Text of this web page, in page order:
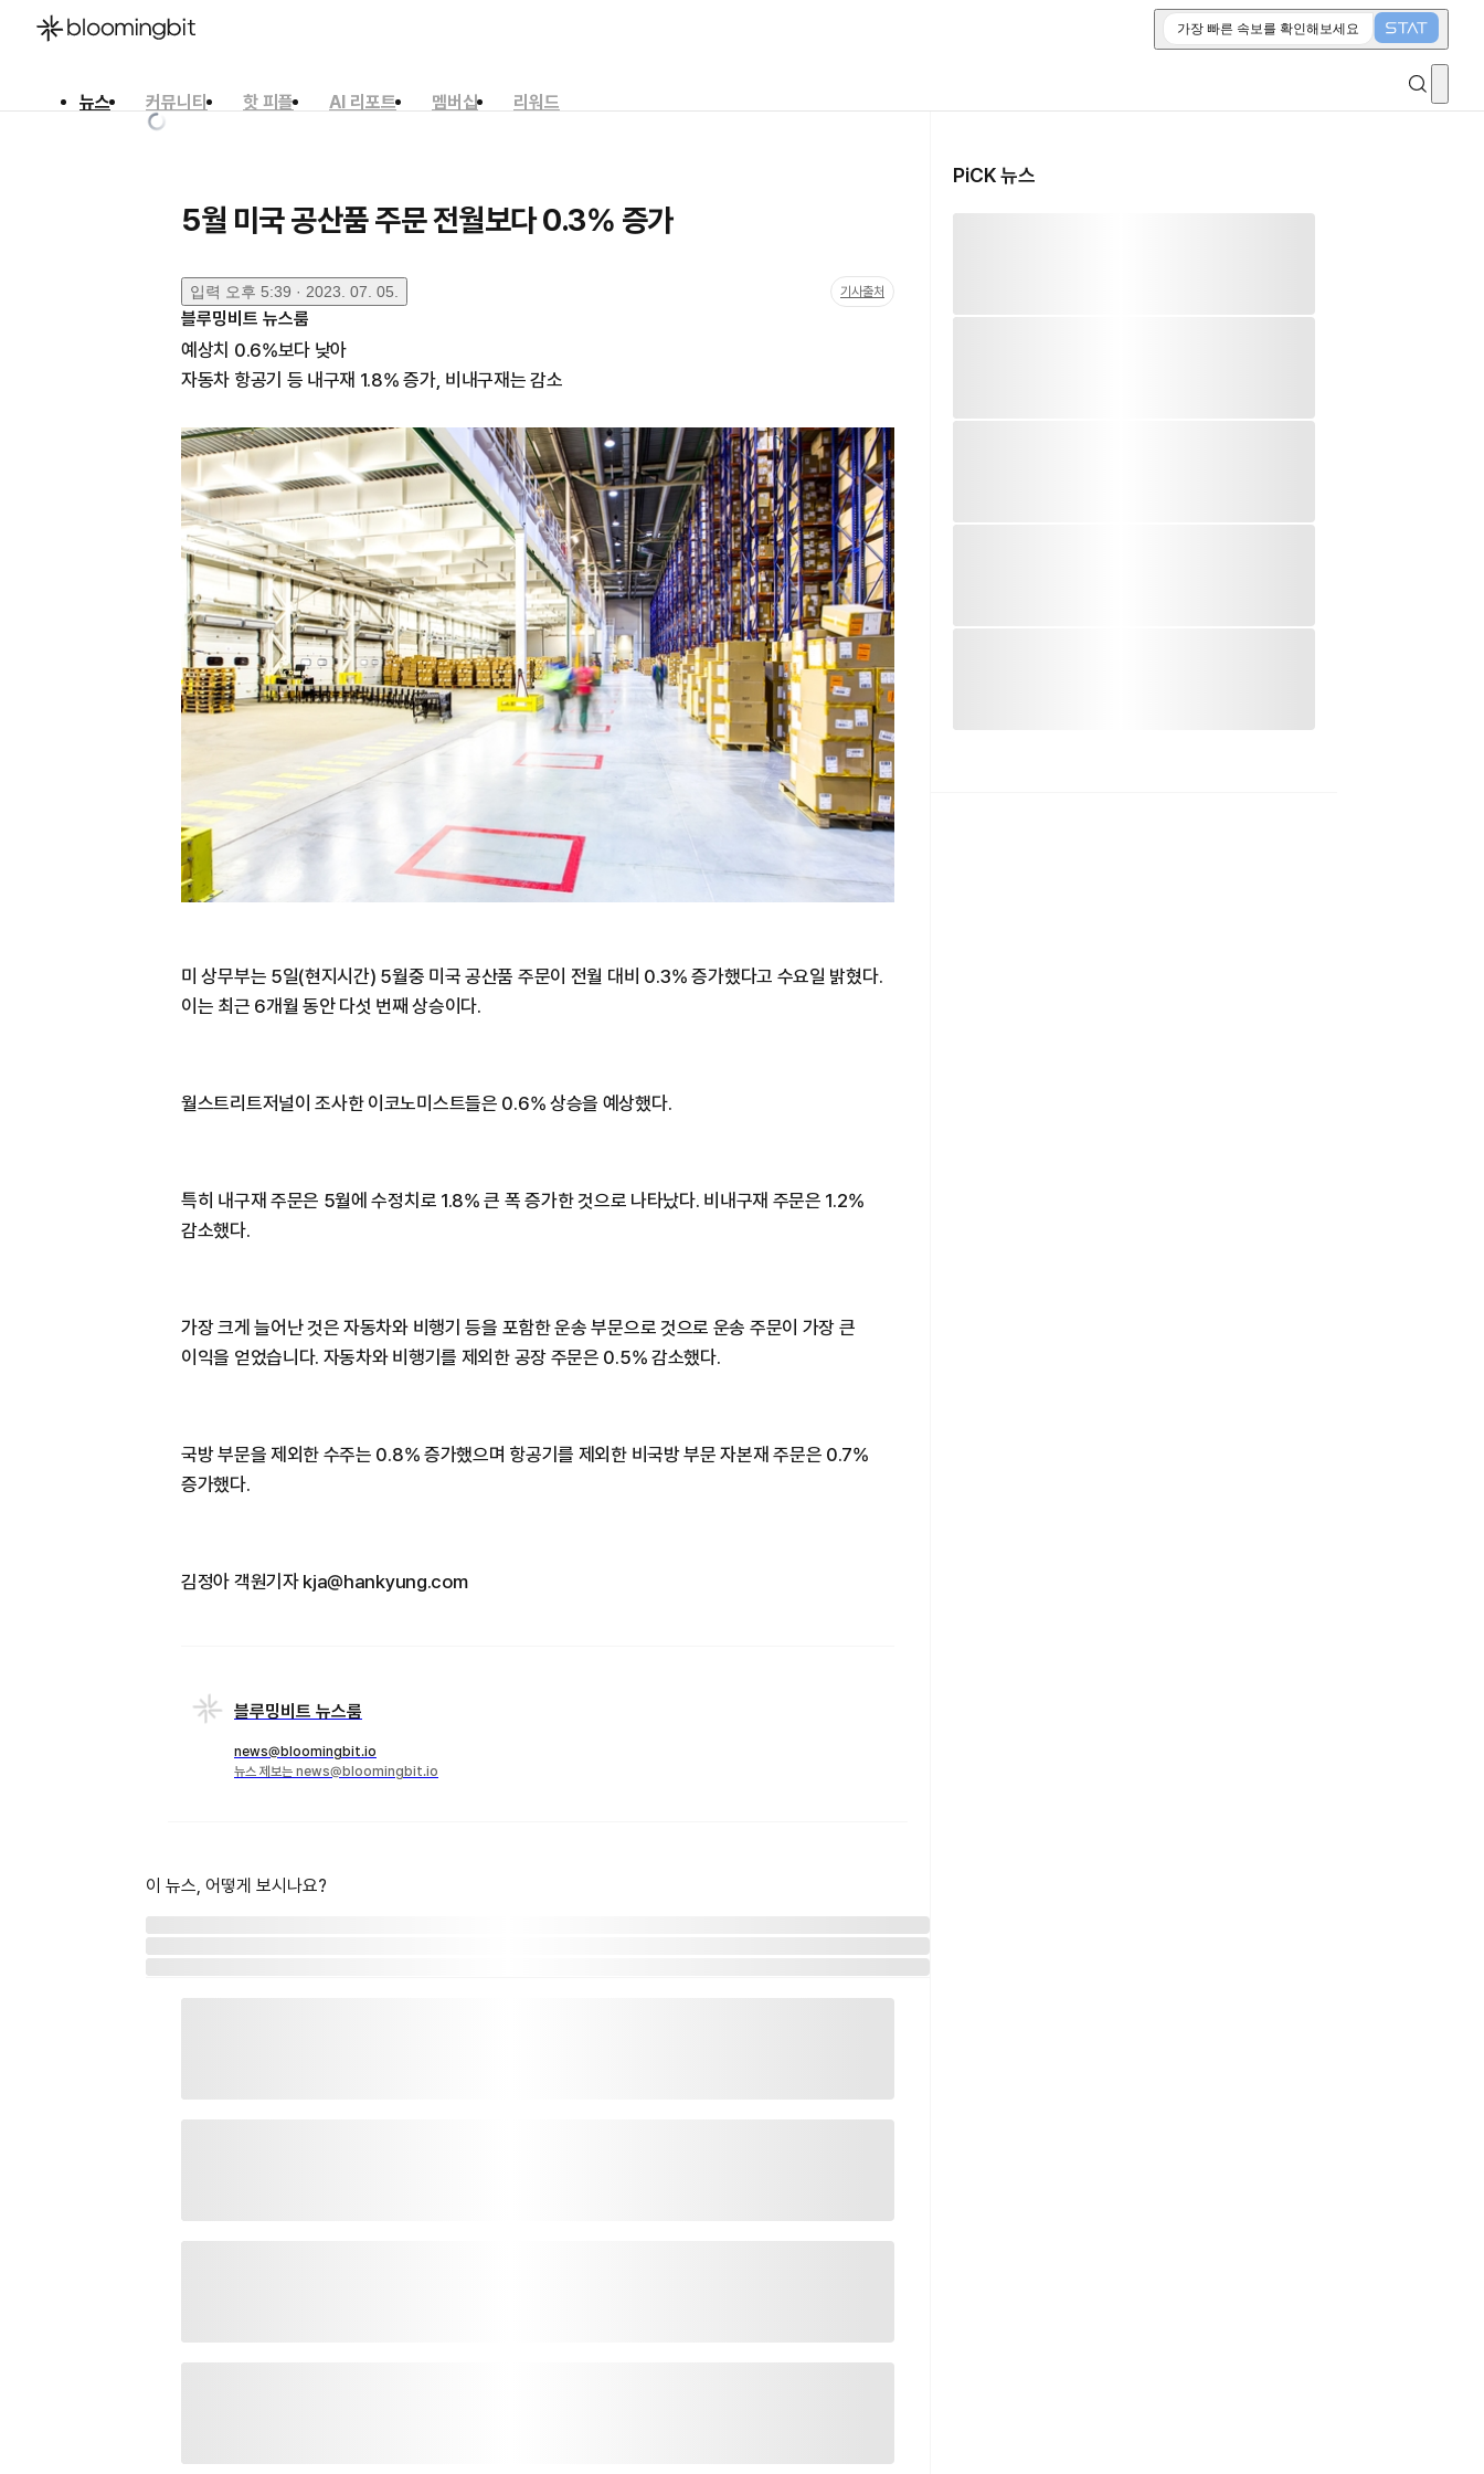
가장 빠른 속보를 확인해보세요
뉴스 커뮤니티 핫 피플 AI 리포트 멤버십
리워드
5월 미국 공산품 주문 전월보다 0.3% 증가
입력 오후 5:39 · 2023. 07. 05. 기사출처
블루밍비트 뉴스룸
예상치 0.6%보다 낮아
자동차 항공기 등 내구재 1.8% 증가, 비내구재는 감소
미 상무부는 5일(현지시간) 5월중 미국 공산품 주문이 전월 대비 0.3% 증가했다고 수요일 밝혔다.
이는 최근 6개월 동안 다섯 번째 상승이다.
월스트리트저널이 조사한 이코노미스트들은 0.6% 상승을 예상했다.
특히 내구재 주문은 5월에 수정치로 1.8% 큰 폭 증가한 것으로 나타났다. 비내구재 주문은 1.2%
감소했다.
가장 크게 늘어난 것은 자동차와 비행기 등을 포함한 운송 부문으로 것으로 운송 주문이 가장 큰
이익을 얻었습니다. 자동차와 비행기를 제외한 공장 주문은 0.5% 감소했다.
국방 부문을 제외한 수주는 0.8% 증가했으며 항공기를 제외한 비국방 부문 자본재 주문은 0.7%
증가했다.
김정아 객원기자 kja@hankyung.com
블루밍비트 뉴스룸
news@bloomingbit.io
뉴스 제보는 news@bloomingbit.io
이 뉴스, 어떻게 보시나요?
PiCK 뉴스